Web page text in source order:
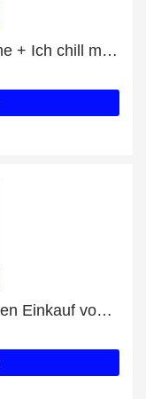
18% Rabatt auf Mindestabnahme + Ich chill mein Leben! (Baldrian) mit 30% Rabatt
Erhalten Sie 48% Rabatt auf Ihren Einkauf von Radisson Blu Edwardian Heathrow Hotel & Conference Centre London